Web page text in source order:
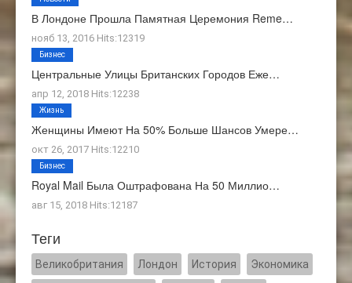
В Лондоне Прошла Памятная Церемония Reme…
нояб 13, 2016 Hits:12319
Центральные Улицы Британских Городов Еже…
апр 12, 2018 Hits:12238
Бизнес
Женщины Имеют На 50% Больше Шансов Умере…
окт 26, 2017 Hits:12210
Жизнь
Royal Mail Была Оштрафована На 50 Миллио…
авг 15, 2018 Hits:12187
Бизнес
Теги
Великобритания Лондон История Экономика